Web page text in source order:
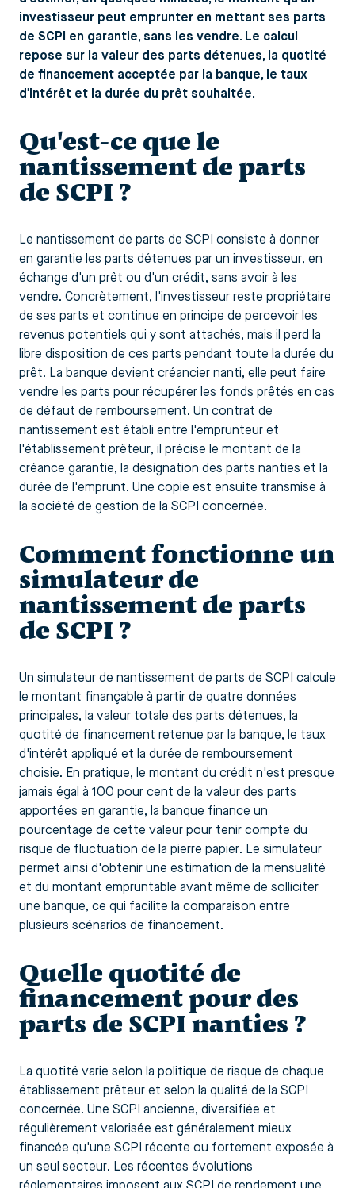
investisseur peut emprunter en mettant ses parts
de SCPI en garantie, sans les vendre. Le calcul
repose sur la valeur des parts détenues, la quotité
de financement acceptée par la banque, le taux
d'intérêt et la durée du prêt souhaitée.
Qu'est-ce que le
nantissement de parts
de SCPI ?
Le nantissement de parts de SCPI consiste à donner
en garantie les parts détenues par un investisseur, en
échange d'un prêt ou d'un crédit, sans avoir à les
vendre. Concrètement, l'investisseur reste propriétaire
de ses parts et continue en principe de percevoir les
revenus potentiels qui y sont attachés, mais il perd la
libre disposition de ces parts pendant toute la durée du
prêt. La banque devient créancier nanti, elle peut faire
vendre les parts pour récupérer les fonds prêtés en cas
de défaut de remboursement. Un contrat de
nantissement est établi entre l'emprunteur et
l'établissement prêteur, il précise le montant de la
créance garantie, la désignation des parts nanties et la
durée de l'emprunt. Une copie est ensuite transmise à
la société de gestion de la SCPI concernée.
Comment fonctionne un
simulateur de
nantissement de parts
de SCPI ?
Un simulateur de nantissement de parts de SCPI calcule
le montant finançable à partir de quatre données
principales, la valeur totale des parts détenues, la
quotité de financement retenue par la banque, le taux
d'intérêt appliqué et la durée de remboursement
choisie. En pratique, le montant du crédit n'est presque
jamais égal à 100 pour cent de la valeur des parts
apportées en garantie, la banque finance un
pourcentage de cette valeur pour tenir compte du
risque de fluctuation de la pierre papier. Le simulateur
permet ainsi d'obtenir une estimation de la mensualité
et du montant empruntable avant même de solliciter
une banque, ce qui facilite la comparaison entre
plusieurs scénarios de financement.
Quelle quotité de
financement pour des
parts de SCPI nanties ?
La quotité varie selon la politique de risque de chaque
établissement prêteur et selon la qualité de la SCPI
concernée. Une SCPI ancienne, diversifiée et
régulièrement valorisée est généralement mieux
financée qu'une SCPI récente ou fortement exposée à
un seul secteur. Les récentes évolutions